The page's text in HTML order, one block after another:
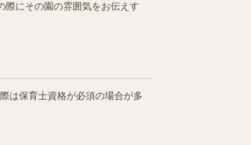
際にその園の雰囲気をお伝えす
は保育士資格が必須の場合が多